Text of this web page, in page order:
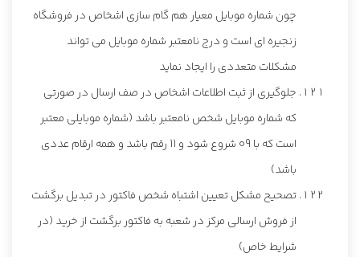
چون شماره موبایل معیار هم گام سازی اشخاص در فروشگاه
زنجیره ای است و درج نامعتبر شماره موبایل می تواند
مشکلات متعددی را ایجاد نماید
جلوگیری از ثبت اطلاعات اشخاص در صف ارسال در صورتی
که شماره موبایل شخص نامعتبر باشد (شماره موبایلی معتبر
است که با 09 شروع شود و 11 رقم باشد و همه ارقام عددی
باشد)
تصحیح مشکل تعیین اشتباه شخص فاکتور در تبدیل برگشت
از فروش ارسالی مرکز در شعبه به فاکتور برگشت از خرید (در
شرایط خاص)